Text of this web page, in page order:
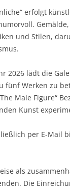
erfolgt
und Stilen,
2026 lädt die
fünf Werken zu
Male Figure“
Kunst
per E-Mail
als
Die